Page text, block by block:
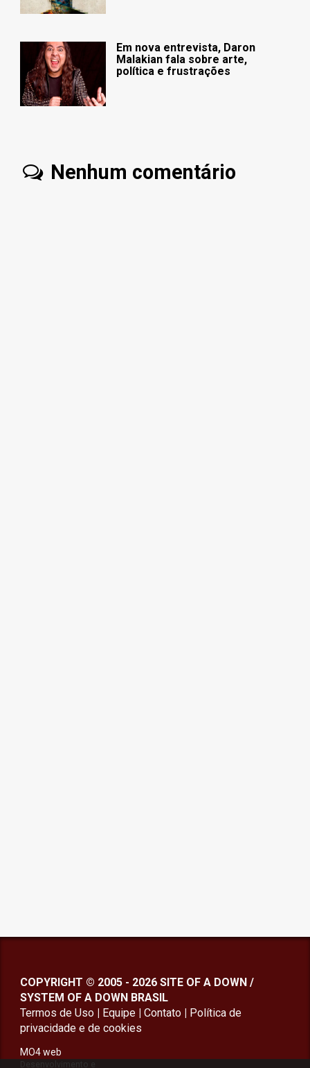
Em nova entrevista, Daron
Malakian fala sobre arte,
política e frustrações
Nenhum comentário
COPYRIGHT © 2005 - 2026 SITE OF A DOWN /
SYSTEM OF A DOWN BRASIL
Termos de Uso
Equipe Contato
Política de
privacidade e de cookies
MO4 web